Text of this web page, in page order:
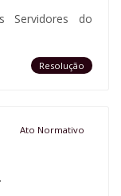
Servidores do
Resolução
Ato Normativo